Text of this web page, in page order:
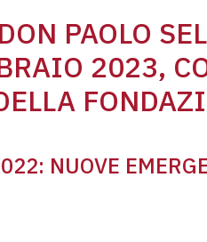
PAOLO
2023,
NUOVE